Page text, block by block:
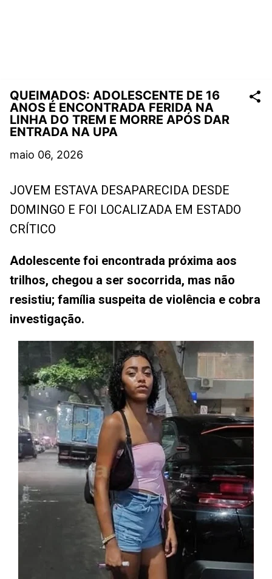
QUEIMADOS: ADOLESCENTE DE 16
ANOS É ENCONTRADA FERIDA NA
LINHA DO TREM E MORRE APÓS DAR
ENTRADA NA UPA
maio 06, 2026
JOVEM ESTAVA DESAPARECIDA DESDE
DOMINGO E FOI LOCALIZADA EM ESTADO
CRÍTICO
Adolescente foi encontrada próxima aos
trilhos, chegou a ser socorrida, mas não
resistiu; família suspeita de violência e cobra
investigação.